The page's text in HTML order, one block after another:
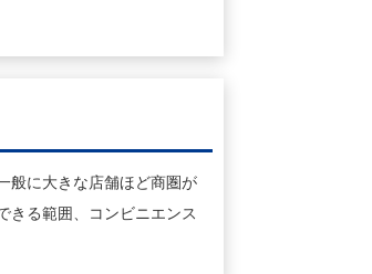
般に大きな店舗ほど商圏が
きる範囲、コンビニエンス